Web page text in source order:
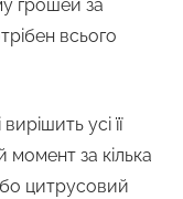
грошей за
всього
усі її
за кілька
цитрусовий